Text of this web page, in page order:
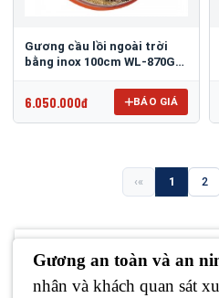
Gương cầu lồi ngoài trời
bằng inox 100cm WL-870G-
6.050.000đ BÁO GIÁ
« 1 2
Gương an toàn và an
nhân và khách quan sát